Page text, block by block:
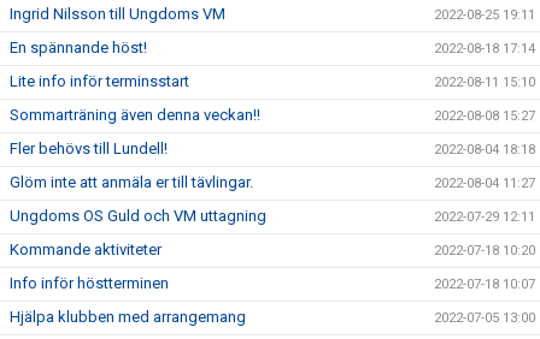
Ingrid Nilsson till Ungdoms VM 2022-08-25 19:11
En spännande höst! 2022-08-18 17:14
Lite info inför terminsstart 2022-08-11 15:10
Sommarträning även denna veckan!! 2022-08-08 15:27
Fler behövs till Lundell! 2022-08-04 18:18
Glöm inte att anmäla er till tävlingar. 2022-08-04 11:27
Ungdoms OS Guld och VM uttagning 2022-07-29 12:11
Kommande aktiviteter 2022-07-18 10:20
Info inför höstterminen 2022-07-18 10:07
Hjälpa klubben med arrangemang 2022-07-05 13:00